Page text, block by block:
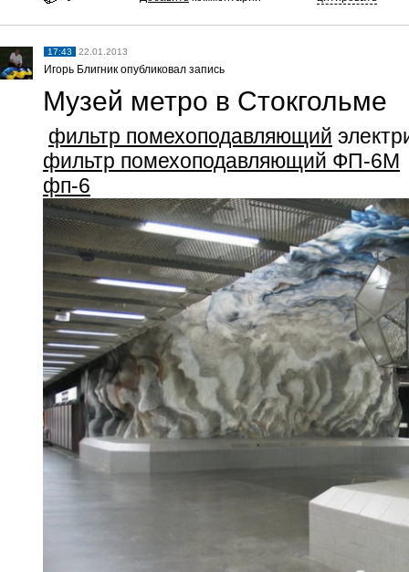
17:43 22.01.2013
Игорь Блигник опубликовал запись
Музей метро в Стокгольме
фильтр помехоподавляющий
фильтр помехоподавляющий ФП-6М
фп-6